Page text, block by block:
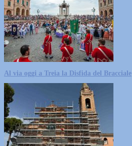
Al via oggi a Treia la Disfida del Bracciale